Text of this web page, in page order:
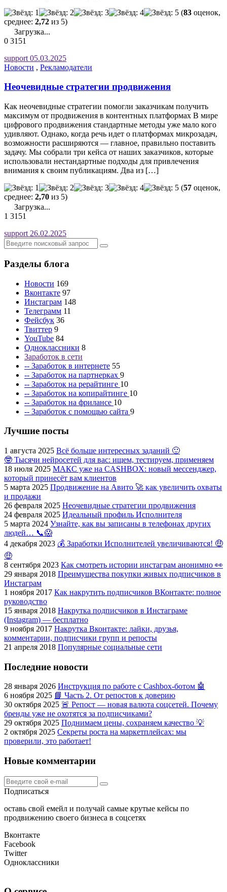
(83 оценок,
среднее: 2,72 из 5)
Загрузка...
0 3151
support 05.03.2025
Новости , Рекламодатели
Неочевидные стратегии продвижения
Как неочевидные стратегии помогли заказчикам получить
максимум от продвижения в контентных платформах В мире
цифрового продвижения стандартные методы уже мало кого
удивляют. Однако, когда речь идет о платформах микрозадач,
возможности расширяются — главное, правильно поставить
задачу. Мы собрали три кейса от наших заказчиков, которые
использовали нестандартные подходы для привлечения
внимания к своим публикациям. Два из […]
(57 оценок,
среднее: 2,70 из 5)
Загрузка...
1 3151
support 26.02.2025
Разделы блога
Новости 169
Вконтакте 97
Инстаграм 148
Телеграмм 11
Фейсбук 36
Твиттер 9
YouTube 84
Одноклассники 8
Заработок в сети
-- Заработок в интернете 55
-- Заработок на партнерках 9
-- Заработок на рерайтинге 10
-- Заработок на копирайтинге 10
-- Заработок на фрилансе 10
-- Заработок с помощью сайта 9
Лучшие посты
1 августа 2025 Всё больше интересных заданий 🙂
🤓 Тысячи нейросетей для вас: ищем, тестируем, применяем
18 июля 2025 МАКС уже на CASHBOX: новый мессенджер,
который принесёт вам клиентов
5 марта 2025 Продвижение на Авито 🚀 как увеличить охваты
и продажи
26 февраля 2025 Неочевидные стратегии продвижения
24 февраля 2025 Идеальный профиль Исполнителя
5 марта 2024 Узнайте, как вы записаны в телефонах других
людей… 📞😱
4 декабря 2023 💰 Заработки Исполнителей увеличиваются! 🤑
🤑
8 сентября 2023 Как смотреть истории инстаграм анонимно 👀
29 января 2018 Преимущества покупки живых подписчиков в
Инстаграм
1 ноября 2017 Как накрутить подписчиков ВКонтакте: полное
руководство
15 января 2018 Накрутка подписчиков в Инстаграме
(Instagram) — бесплатно
9 ноября 2017 Накрутка Вконтакте: лайки, друзья,
комментарии, подписчики групп и репосты
21 апреля 2018 Популярные социальные сети
Последние новости
28 января 2026 Инструкция по работе с Cashbox-ботом 🤖
6 ноября 2025 📘 Часть 2. От репостов к доверию
30 октября 2025 🚨 Репост — новая валюта соцсетей. Почему
бренды уже не охотятся за подписчиками?
29 октября 2025 Поднимаем цены, сохраняем качество 💡
2 октября 2025 Секреты роста на маркетплейсах: мы
проверили, это работает!
Новые комментарии
Подписаться
оставь свой емейл и получай самые крутые кейсы по
продвижению своего бизнеса в соцсетях
Вконтакте
Facebook
Twitter
Одноклассники